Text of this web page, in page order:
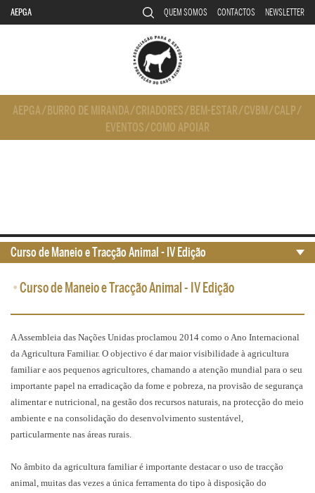
AEPGA QUEM SOMOS CONTACTOS NEWSLETTER
AEPGA/ BURRO DE MIRANDA/CRIADORES/ BEM-ESTAR/CVBM/CALP/
EVENTOS/COMO APOIAR
•Curso de Maneio e Tracção Animal - IV Edição
A Assembleia das Nações Unidas proclamou 2014 como o Ano Internacional
da Agricultura Familiar. O objectivo é dar maior visibilidade à agricultura
familiar e aos pequenos agricultores, chamando a atenção mundial para o seu
importante papel na erradicação da fome e pobreza, na provisão de segurança
alimentar e nutricional, na gestão dos recursos naturais, na protecção do meio
ambiente e na consolidação do desenvolvimento sustentável,
particularmente nas áreas rurais.
No âmbito da agricultura familiar é importante destacar o uso de tracção
animal, muitas das vezes a única ferramenta do tipo à disposição do
Curso de Maneio e Tracção Animal - IV Edição